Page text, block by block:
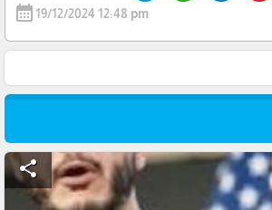
calendar_month 19/12/2024 12:48 pm
share